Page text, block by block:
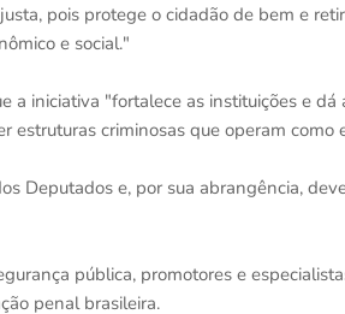
pois protege o cidadão de bem e
e social."
a iniciativa "fortalece as instituições e
estruturas criminosas que operam como
Deputados e, por sua abrangência,
pública, promotores e
penal brasileira.